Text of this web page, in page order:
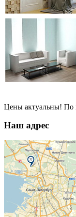
Цены актуальны! По
Наш адрес